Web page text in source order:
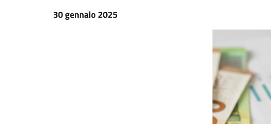
30 gennaio 2025